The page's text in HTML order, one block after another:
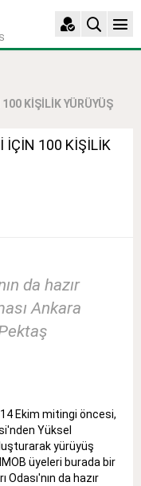
KİŞİLİK YÜRÜYÜŞ
İÇİN 100 KİŞİLİK
da hazır
Ankara
Ekim mitingi öncesi,
Yüksel
yürüyüş
üyeleri burada bir
Odası'nın da hazır